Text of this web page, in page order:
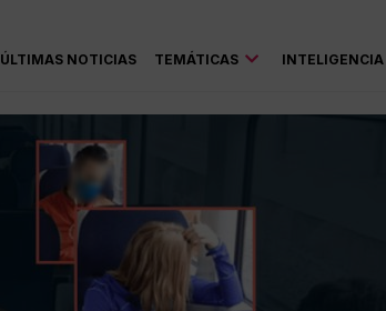
ÚLTIMAS NOTICIAS TEMÁTICAS